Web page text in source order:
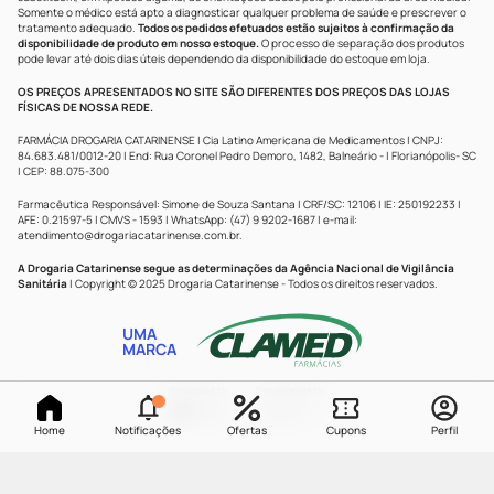
Home Notificações Ofertas Cupons Perfil
Somente o médico está apto a diagnosticar qualquer problema de saúde e prescrever o
tratamento adequado. Todos os pedidos efetuados estão sujeitos à confirmação da
disponibilidade de produto em nosso estoque.O processo de separação dos produtos
pode levar até dois dias úteis dependendo da disponibilidade do estoque em loja.
OS PREÇOS APRESENTADOS NO SITE SÃO DIFERENTES DOS PREÇOS DAS LOJAS
FÍSICAS DE NOSSA REDE.
FARMÁCIA DROGARIA CATARINENSE | Cia Latino Americana de Medicamentos | CNPJ:
84.683.481/0012-20 | End: Rua Coronel Pedro Demoro, 1482, Balneário - | Florianópolis- SC
| CEP: 88.075-300
Farmacêutica Responsável: Simone de Souza Santana | CRF/SC: 12106 | IE: 250192233 |
AFE: 0.21597-5 | CMVS - 1593 | WhatsApp: (47) 9 9202-1687 | e-mail:
atendimento@drogariacatarinense.com.br.
A Drogaria Catarinense segue as determinações da Agência Nacional de Vigilância
Sanitária | Copyright © 2025 Drogaria Catarinense - Todos os direitos reservados.
UMA
MARCA